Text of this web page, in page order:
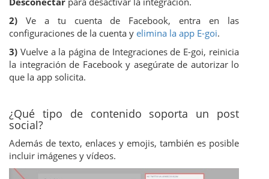
2) Ve a tu cuenta de Facebook, entra en las
configuraciones de la cuenta y elimina la app E-goi.
3) Vuelve a la página de Integraciones de E-goi, reinicia
la integración de Facebook y asegúrate de autorizar lo
que la app solicita.
¿Qué tipo de contenido soporta un post
social?
Además de texto, enlaces y emojis, también es posible
incluir imágenes y vídeos.